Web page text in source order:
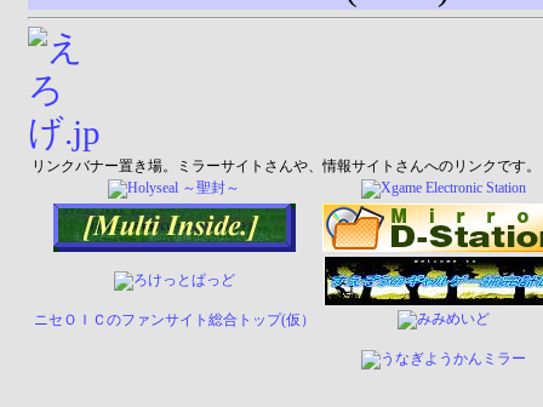
リンクバナー置き場。ミラーサイトさんや、情報サイトさんへのリンクです。
ニセＯＩＣのファンサイト総合トップ(仮）